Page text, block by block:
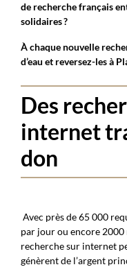
de recherche français
solidaires ?
À chaque nouvelle
d’eau et reversez-les à
Des
internet
don
Avec près de 65 000
par jour ou encore
recherche sur internet
génèrent de l’argent